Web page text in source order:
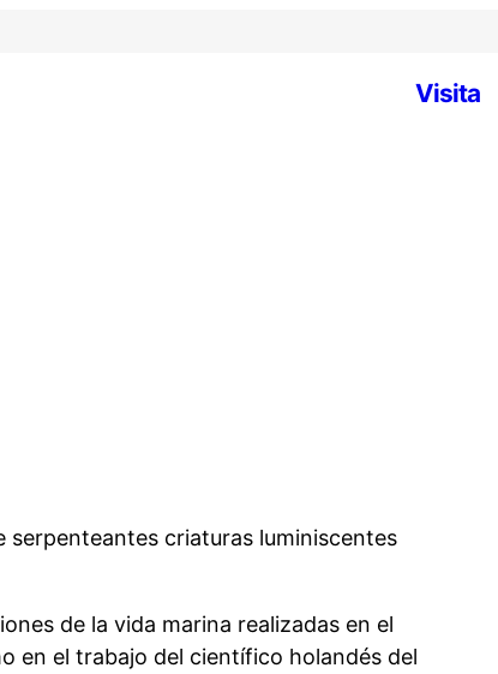
Visita
criaturas luminiscentes
de la vida marina realizadas en el
en el trabajo del científico holandés del